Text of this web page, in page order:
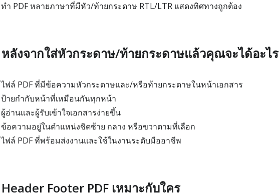
ทำ PDF หลายภาษาที่มีหัว/ท้ายกระดาษ RTL/LTR แสดงทิศทางถูกต้อง
หลังจากใส่หัวกระดาษ/ท้ายกระดาษแล้วคุณจะได้อะไร
ไฟล์ PDF ที่มีข้อความหัวกระดาษและ/หรือท้ายกระดาษในหน้าเอกสาร
ป้ายกำกับหน้าที่เหมือนกันทุกหน้า
ผู้อ่านและผู้รับเข้าใจเอกสารง่ายขึ้น
ข้อความอยู่ในตำแหน่งชิดซ้าย กลาง หรือขวาตามที่เลือก
ไฟล์ PDF ที่พร้อมส่งงานและใช้ในงานระดับมืออาชีพ
Header Footer PDF เหมาะกับใคร